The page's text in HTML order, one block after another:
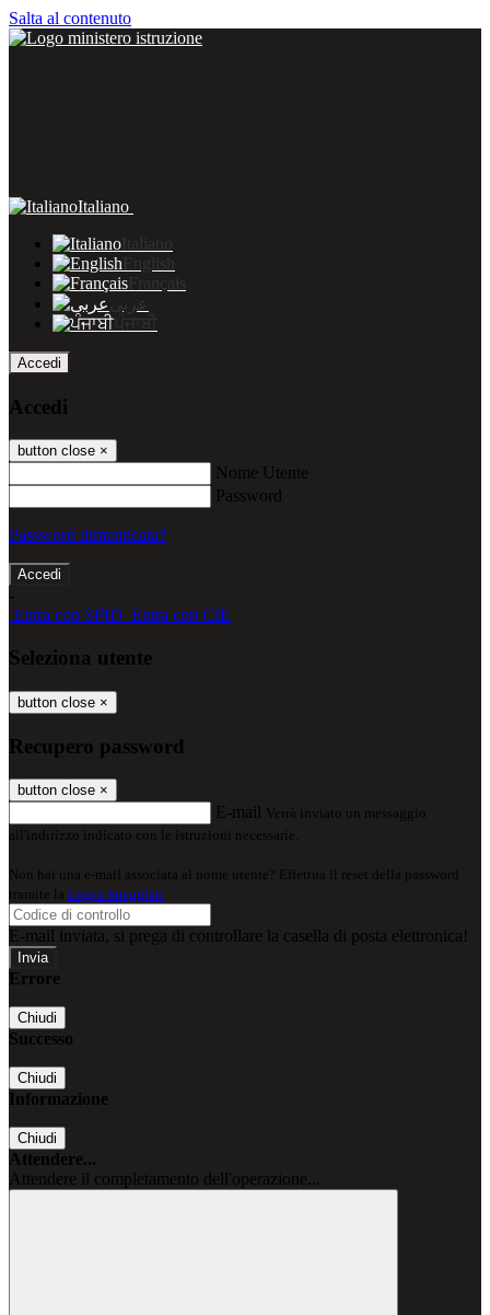
Salta al contenuto
Italiano
Italiano
English
Français
عربى
ਪੰਜਾਬੀ
Accedi
Accedi
button close ×
Nome Utente
Password
Password dimenticata?
-
Entra con SPID Entra con CIE
Seleziona utente
button close ×
Recupero password
button close ×
E-mail Verrà inviato un messaggio
all'indirizzo indicato con le istruzioni necessarie.
Non hai una e-mail associata al nome utente? Effettua il reset della password
tramite la Login Spaggiari
E-mail inviata, si prega di controllare la casella di posta elettronica!
Errore
Chiudi
Successo
Chiudi
Informazione
Chiudi
Attendere...
Attendere il completamento dell'operazione...